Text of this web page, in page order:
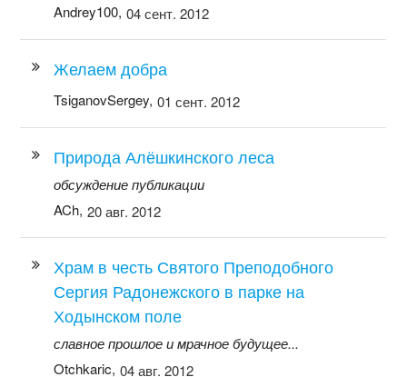
Andrey100, 04 сент. 2012
Желаем добра
TsiganovSergey, 01 сент. 2012
Природа Алёшкинского леса
обсуждение публикации
ACh, 20 авг. 2012
Храм в честь Святого Преподобного
Сергия Радонежского в парке на
Ходынском поле
славное прошлое и мрачное будущее...
Otchkaric, 04 авг. 2012